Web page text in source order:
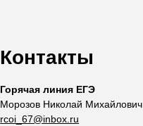
Контакты
Горячая линия ЕГЭ
Морозов Николай Михайлович
rcoi_67@inbox.ru